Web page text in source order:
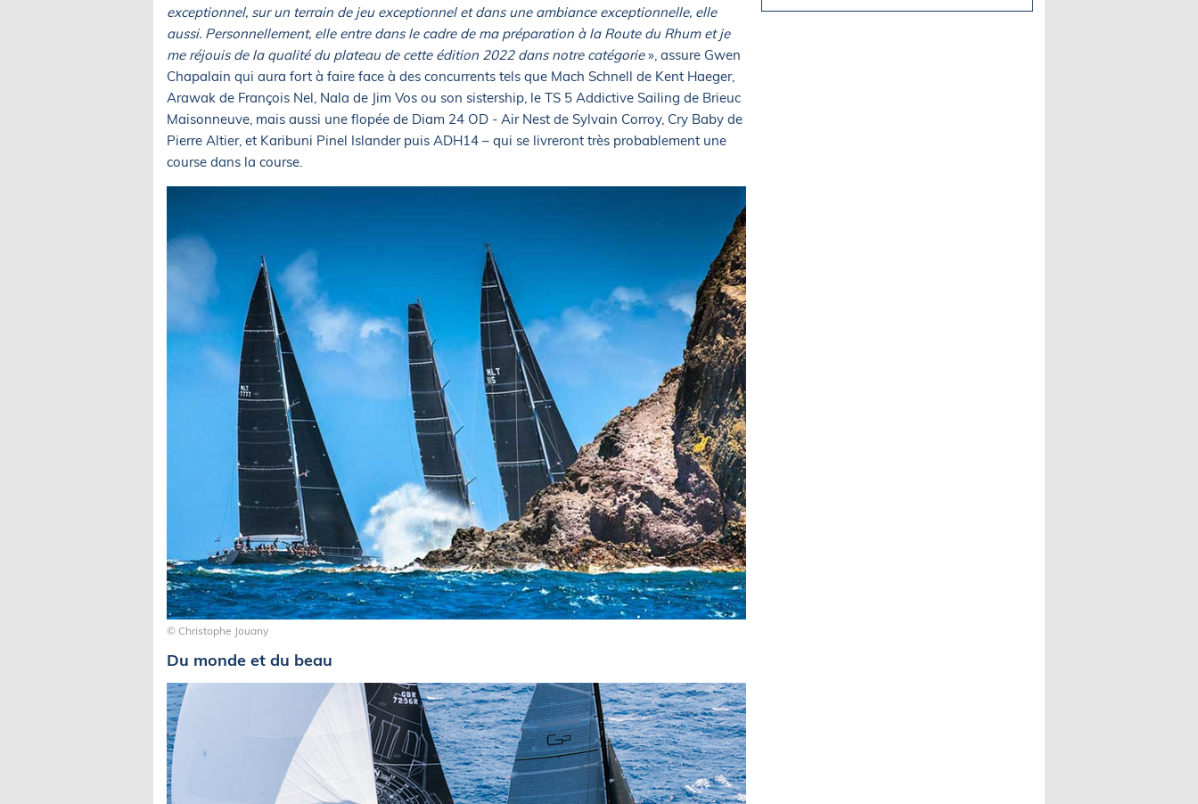
exceptionnel, sur un terrain de jeu exceptionnel et dans une ambiance exceptionnelle, elle
aussi. Personnellement, elle entre dans le cadre de ma préparation à la Route du Rhum et je
me réjouis de la qualité du plateau de cette édition 2022 dans notre catégorie», assure Gwen
Chapalain qui aura fort à faire face à des concurrents tels que Mach Schnell de Kent Haeger,
Arawak de François Nel, Nala de Jim Vos ou son sistership, le TS 5 Addictive Sailing de Brieuc
Maisonneuve, mais aussi une flopée de Diam 24 OD - Air Nest de Sylvain Corroy, Cry Baby de
Pierre Altier, et Karibuni Pinel Islander puis ADH14 – qui se livreront très probablement une
course dans la course.
© Christophe Jouany
Du monde et du beau